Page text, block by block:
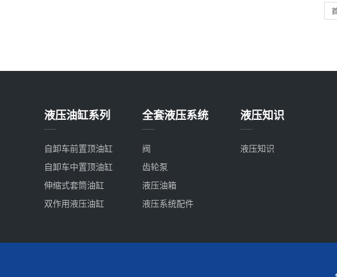
液压油缸系列
自卸车前置顶油缸
自卸车中置顶油缸
伸缩式套筒油缸
双作用液压油缸
全套液压系统
阀
齿轮泵
液压油箱
液压系统配件
液压知识
液压知识